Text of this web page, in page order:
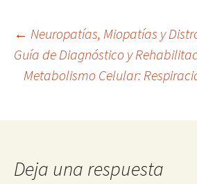
Navegación
de
entradas
← Neuropatías, Miopatías y
Guía de Diagnóstico y
Metabolismo Celular:
Deja una respuesta